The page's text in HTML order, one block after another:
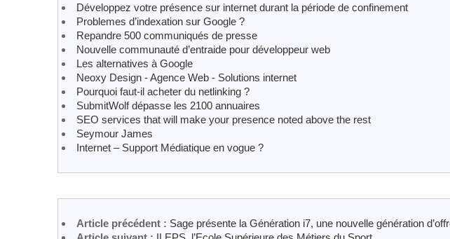
Développez votre présence sur internet durant la période de confinement
Problemes d’indexation sur Google ?
Repandre 500 communiqués de presse
Nouvelle communauté d’entraide pour développeur web
Les alternatives à Google
Neoxy Design - Agence Web - Solutions internet
Pourquoi faut-il acheter du netlinking ?
SubmitWolf dépasse les 2100 annuaires
SEO services that will make your presence noted above the rest
Seymour James
Internet – Support Médiatique en vogue ?
Article précédent : Sage présente la Génération i7, une nouvelle génération